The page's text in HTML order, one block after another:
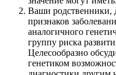
Ваши родственники,
признаков
аналогичного
группу риска
Целесообразно
генетиком